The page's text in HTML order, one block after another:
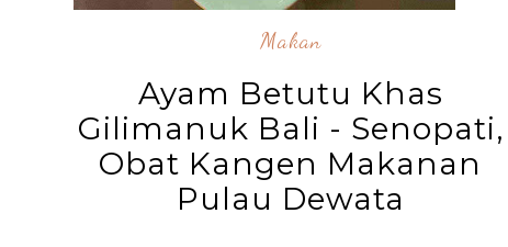
Makan
Ayam Betutu Khas
Gilimanuk Bali - Senopati,
Obat Kangen Makanan
Pulau Dewata